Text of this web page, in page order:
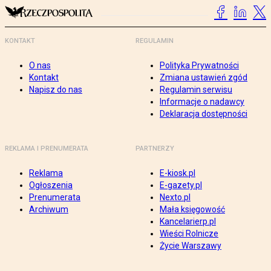
KONTAKT
O nas
Kontakt
Napisz do nas
REGULAMIN
Polityka Prywatności
Zmiana ustawień zgód
Regulamin serwisu
Informacje o nadawcy
Deklaracja dostępności
REKLAMA I PRENUMERATA
Reklama
Ogłoszenia
Prenumerata
Archiwum
PARTNERZY
E-kiosk.pl
E-gazety.pl
Nexto.pl
Mała księgowość
Kancelarierp.pl
Wieści Rolnicze
Życie Warszawy